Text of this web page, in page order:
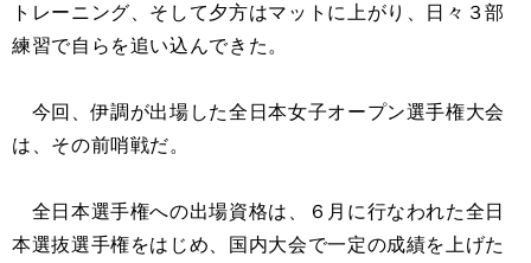
トレーニング、そして夕方はマットに上がり、日々３部
練習で自らを追い込んできた。
今回、伊調が出場した全日本女子オープン選手権大会
は、その前哨戦だ。
全日本選手権への出場資格は、６月に行なわれた全日
本選抜選手権をはじめ、国内大会で一定の成績を上げた